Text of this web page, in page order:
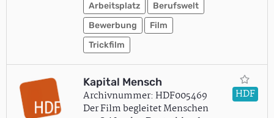
Arbeitsplatz
Berufswelt
Bewerbung
Film
Trickfilm
Kapital Mensch
Archivnummer: HDF005469
Der Film begleitet Menschen
HDF